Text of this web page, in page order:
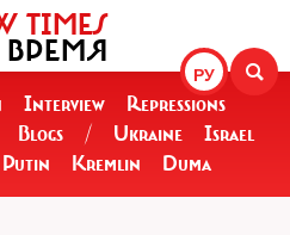
РУ
TIMES
Interview
Repressions
Blogs / Ukraine
Israel
Putin Kremlin Duma